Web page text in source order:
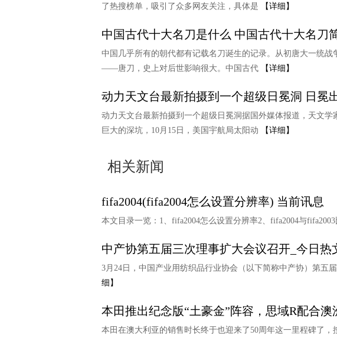
了热搜榜单，吸引了众多网友关注，具体是
【详细】
中国古代十大名刀是什么 中国古代十大名刀
中国几乎所有的朝代都有记载名刀诞生的记录。从初唐大一统
——唐刀，史上对后世影响很大。中国古代
【详细】
动力天文台最新拍摄到一个超级日冕洞 ​日冕
动力天文台最新拍摄到一个超级日冕洞据国外媒体报道，天文
巨大的深坑，10月15日，美国宇航局太阳动
【详细】
相关新闻
fifa2004(fifa2004怎么设置分辨率) 当前讯息
本文目录一览：1、fifa2004怎么设置分辨率2、fifa2004与
中产协第五届三次理事扩大会议召开_今日热
3月24日，中国产业用纺织品行业协会（以下简称中产协）第五
细】
本田推出纪念版“土豪金”阵容，思域R配合澳
本田在澳大利亚的销售时长终于也迎来了50周年这一里程碑了